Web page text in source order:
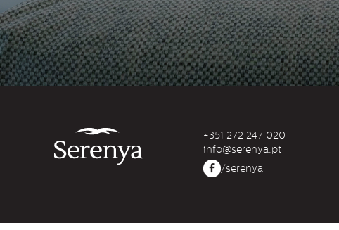
+351 272 247 020
info@serenya.pt
/serenya